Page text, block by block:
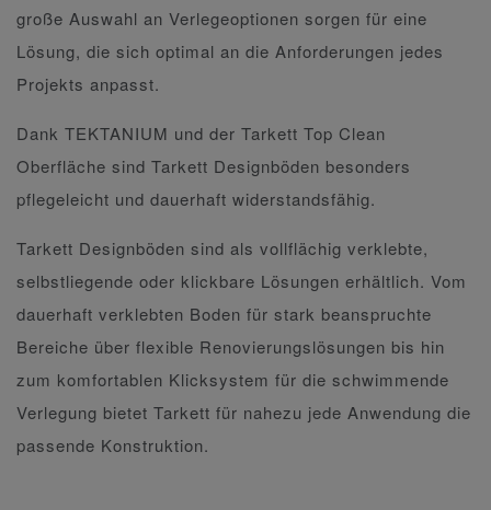
große Auswahl an Verlegeoptionen sorgen für eine
Lösung, die sich optimal an die Anforderungen jedes
Projekts anpasst.
Dank TEKTANIUM und der Tarkett Top Clean
Oberfläche sind Tarkett Designböden besonders
pflegeleicht und dauerhaft widerstandsfähig.
Tarkett Designböden sind als vollflächig verklebte,
selbstliegende oder klickbare Lösungen erhältlich. Vom
dauerhaft verklebten Boden für stark beanspruchte
Bereiche über flexible Renovierungslösungen bis hin
zum komfortablen Klicksystem für die schwimmende
Verlegung bietet Tarkett für nahezu jede Anwendung die
passende Konstruktion.